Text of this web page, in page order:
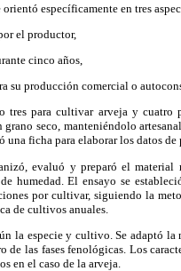
específicamente en tres
el productor,
cinco años,
su producción comercial o
tres para cultivar arveja y
seco, manteniéndolo
ficha para elaborar los datos
evaluó y preparó el material
humedad. El ensayo se
por cultivar, siguiendo la
de cultivos anuales.
la especie y cultivo. Se adaptó
de las fases fenológicas. Los
en el caso de la arveja.